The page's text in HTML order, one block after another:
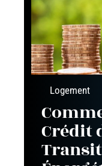
Logement
Crédit